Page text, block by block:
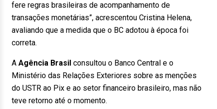
fere regras brasileiras de acompanhamento de
transações monetárias”, acrescentou Cristina Helena,
avaliando que a medida que o BC adotou à época foi
correta.
A Agência Brasil consultou o Banco Central e o
Ministério das Relações Exteriores sobre as menções
do USTR ao Pix e ao setor financeiro brasileiro, mas não
teve retorno até o momento.